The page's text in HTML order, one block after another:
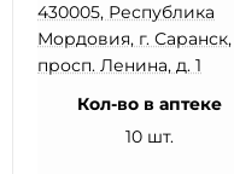
430005, Республика
Мордовия, г. Саранск,
просп. Ленина, д. 1
Кол-во в аптеке
10 шт.